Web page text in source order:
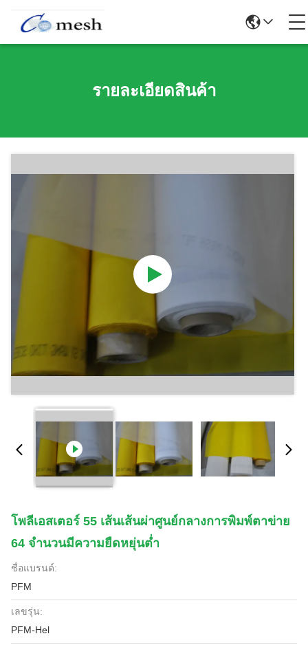
รายละเอียดสินค้า
โพลีเอสเตอร์ 55 เส้นเส้นผ่าศูนย์กลางการพิมพ์ตาข่าย
64 จำนวนมีความยืดหยุ่นต่ำ
ชื่อแบรนด์:
PFM
เลขรุ่น:
PFM-Hel